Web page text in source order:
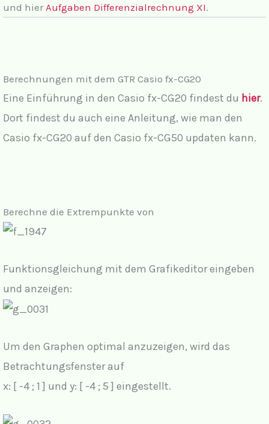
und hier Aufgaben Differenzialrechnung XI.
Berechnungen mit dem GTR Casio fx-CG20
Eine Einführung in den Casio fx-CG20 findest du hier.
Dort findest du auch eine Anleitung, wie man den
Casio fx-CG20 auf den Casio fx-CG50 updaten kann.
Berechne die Extrempunkte von
Funktionsgleichung mit dem Grafikeditor eingeben
und anzeigen:
Um den Graphen optimal anzuzeigen, wird das
Betrachtungsfenster auf
x: [ -4 ; 1 ] und y: [ -4 ; 5 ] eingestellt.